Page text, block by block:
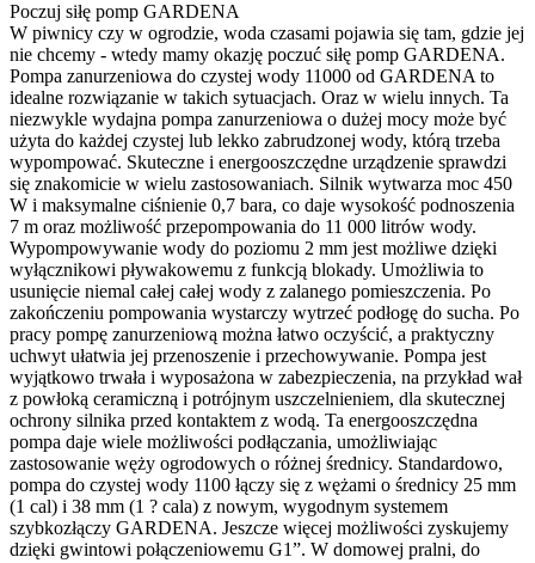
Poczuj siłę pomp GARDENA
W piwnicy czy w ogrodzie, woda czasami pojawia się tam, gdzie jej
nie chcemy - wtedy mamy okazję poczuć siłę pomp GARDENA.
Pompa zanurzeniowa do czystej wody 11000 od GARDENA to
idealne rozwiązanie w takich sytuacjach. Oraz w wielu innych. Ta
niezwykle wydajna pompa zanurzeniowa o dużej mocy może być
użyta do każdej czystej lub lekko zabrudzonej wody, którą trzeba
wypompować. Skuteczne i energooszczędne urządzenie sprawdzi
się znakomicie w wielu zastosowaniach. Silnik wytwarza moc 450
W i maksymalne ciśnienie 0,7 bara, co daje wysokość podnoszenia
7 m oraz możliwość przepompowania do 11 000 litrów wody.
Wypompowywanie wody do poziomu 2 mm jest możliwe dzięki
wyłącznikowi pływakowemu z funkcją blokady. Umożliwia to
usunięcie niemal całej całej wody z zalanego pomieszczenia. Po
zakończeniu pompowania wystarczy wytrzeć podłogę do sucha. Po
pracy pompę zanurzeniową można łatwo oczyścić, a praktyczny
uchwyt ułatwia jej przenoszenie i przechowywanie. Pompa jest
wyjątkowo trwała i wyposażona w zabezpieczenia, na przykład wał
z powłoką ceramiczną i potrójnym uszczelnieniem, dla skutecznej
ochrony silnika przed kontaktem z wodą. Ta energooszczędna
pompa daje wiele możliwości podłączania, umożliwiając
zastosowanie węży ogrodowych o różnej średnicy. Standardowo,
pompa do czystej wody 1100 łączy się z wężami o średnicy 25 mm
(1 cal) i 38 mm (1 ? cala) z nowym, wygodnym systemem
szybkozłączy GARDENA. Jeszcze więcej możliwości zyskujemy
dzięki gwintowi połączeniowemu G1”. W domowej pralni, do